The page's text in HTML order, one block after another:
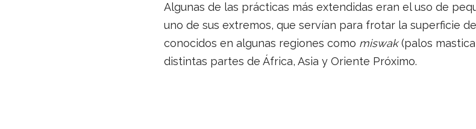
Algunas de las prácticas más extendidas eran el uso de
uno de sus extremos, que servían para frotar la superficie
conocidos en algunas regiones como miswak(palos
distintas partes de África, Asia y Oriente Próximo.